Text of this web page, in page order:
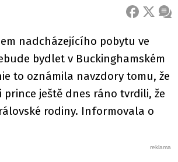
FACEBOOK
X
nadcházejícího pobytu ve
bydlet v Buckinghamském
to oznámila navzdory tomu, že
ještě dnes ráno tvrdili, že
rodiny. Informovala o